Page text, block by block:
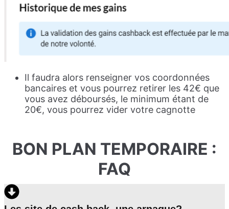
Il faudra alors renseigner vos coordonnées
bancaires et vous pourrez retirer les 42€ que
vous avez déboursés, le minimum étant de
20€, vous pourrez vider votre cagnotte
BON PLAN TEMPORAIRE :
FAQ